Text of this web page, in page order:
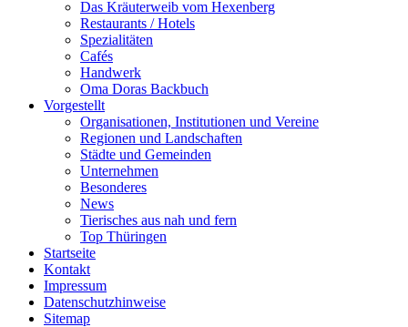
Das Kräuterweib vom Hexenberg
Restaurants / Hotels
Spezialitäten
Cafés
Handwerk
Oma Doras Backbuch
Vorgestellt
Organisationen, Institutionen und Vereine
Regionen und Landschaften
Städte und Gemeinden
Unternehmen
Besonderes
News
Tierisches aus nah und fern
Top Thüringen
Startseite
Kontakt
Impressum
Datenschutzhinweise
Sitemap